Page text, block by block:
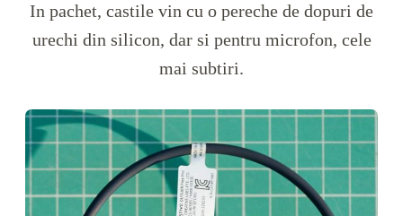
In pachet, castile vin cu o pereche de dopuri de
urechi din silicon, dar si pentru microfon, cele
mai subtiri.